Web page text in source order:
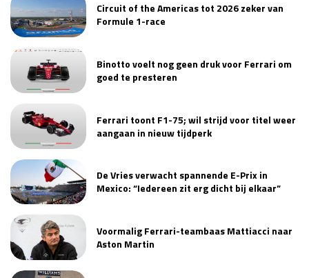
Circuit of the Americas tot 2026 zeker van
Formule 1-race
Binotto voelt nog geen druk voor Ferrari om
goed te presteren
Ferrari toont F1-75; wil strijd voor titel weer
aangaan in nieuw tijdperk
De Vries verwacht spannende E-Prix in
Mexico: “Iedereen zit erg dicht bij elkaar”
Voormalig Ferrari-teambaas Mattiacci naar
Aston Martin